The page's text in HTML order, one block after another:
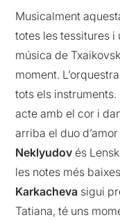
Musicalment
totes les tessitures i
música de
moment.
tots els instruments.
acte amb el cor i
arriba el duo
Neklyudov és
les notes més
Karkacheva sigui
Tatiana, té uns